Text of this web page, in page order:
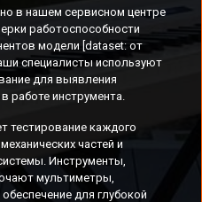
в нашем сервисном центре
работоспособности
модели [dataset: от
специалисты используют
для выявления
работе инструмента.
тестирование каждого
частей и
Инструменты,
мультиметры,
для глубокой